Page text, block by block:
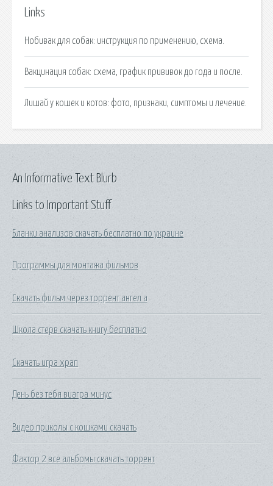
Links
Нобивак для собак: инструкция по применению, схема.
Вакцинация собак: схема, график прививок до года и после.
Лишай у кошек и котов: фото, признаки, симптомы и лечение.
Links to Important Stuff
Бланки анализов скачать бесплатно по украине
Программы для монтажа фильмов
Скачать фильм через торрент ангел а
Школа стерв скачать книгу бесплатно
Скачать игра храп
День без тебя виагра минус
Видео приколы с кошками скачать
Фактор 2 все альбомы скачать торрент
An Informative Text Blurb